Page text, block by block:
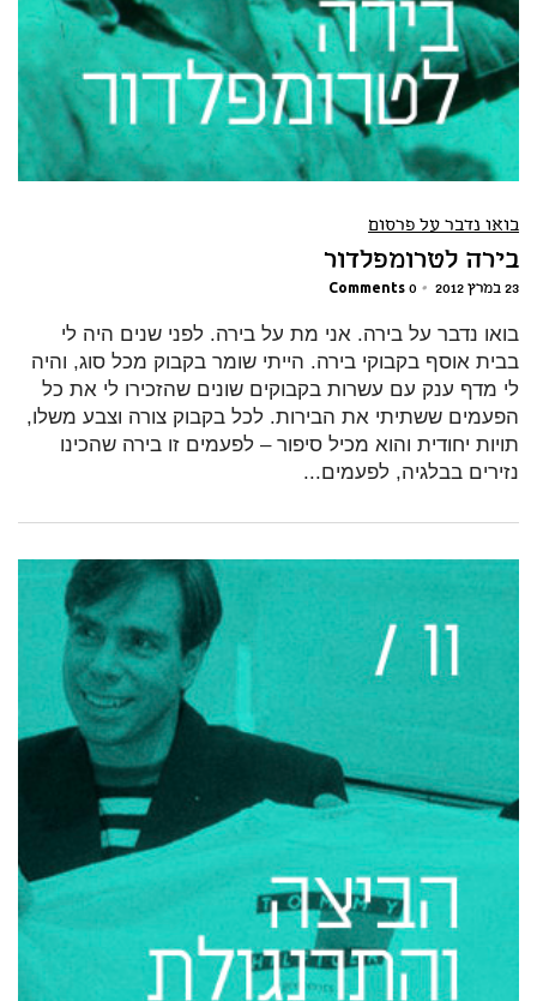
בואו נדבר על פרסום
בירה לטרומפלדור
23 במרץ 2012 •
0 Comments
בואו נדבר על בירה. אני מת על בירה. לפני שנים היה לי
בבית אוסף בקבוקי בירה. הייתי שומר בקבוק מכל סוג, והיה
לי מדף ענק עם עשרות בקבוקים שונים שהזכירו לי את כל
הפעמים ששתיתי את הבירות. לכל בקבוק צורה וצבע משלו,
תויות יחודית והוא מכיל סיפור – לפעמים זו בירה שהכינו
נזירים בבלגיה, לפעמים...